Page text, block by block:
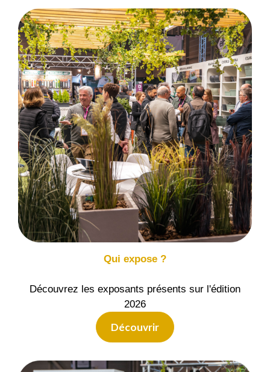
Qui expose ?
Découvrez les exposants présents sur l'édition
2026
Découvrir